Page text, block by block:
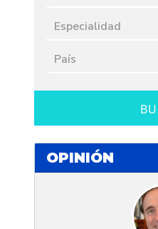
OPINIÓN